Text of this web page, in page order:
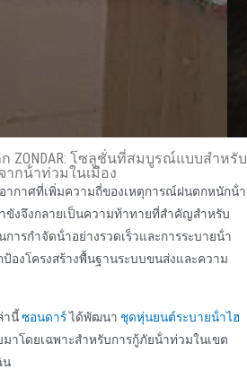
ZONDAR: โซลูชั่นที่สมบูรณ์แบบสําหรับ
ากน้ําท่วมในเมือง
ากาศที่เพิ่มความถี่ของเหตุการณ์ฝนตกหนักน้ํา
ขังจึงกลายเป็นความท้าทายที่สําคัญสําหรับ
ารกําจัดน้ําอย่างรวดเร็วและการระบายน้ํา
องโครงสร้างพื้นฐานระบบขนส่งและความ
านี้ซอนดาร์ได้พัฒนา ชุดหุ่นยนต์ระบายน้ําไฮ
าโดยเฉพาะสําหรับการกู้ภัยน้ําท่วมในเขต
น